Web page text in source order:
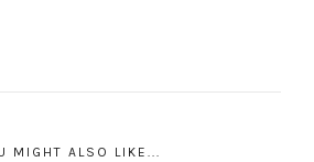
MIGHT ALSO LIKE...